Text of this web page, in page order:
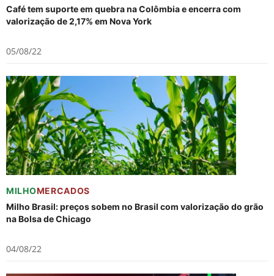
Café tem suporte em quebra na Colômbia e encerra com
valorização de 2,17% em Nova York
05/08/22
MILHOMERCADOS
Milho Brasil: preços sobem no Brasil com valorização do grão
na Bolsa de Chicago
04/08/22